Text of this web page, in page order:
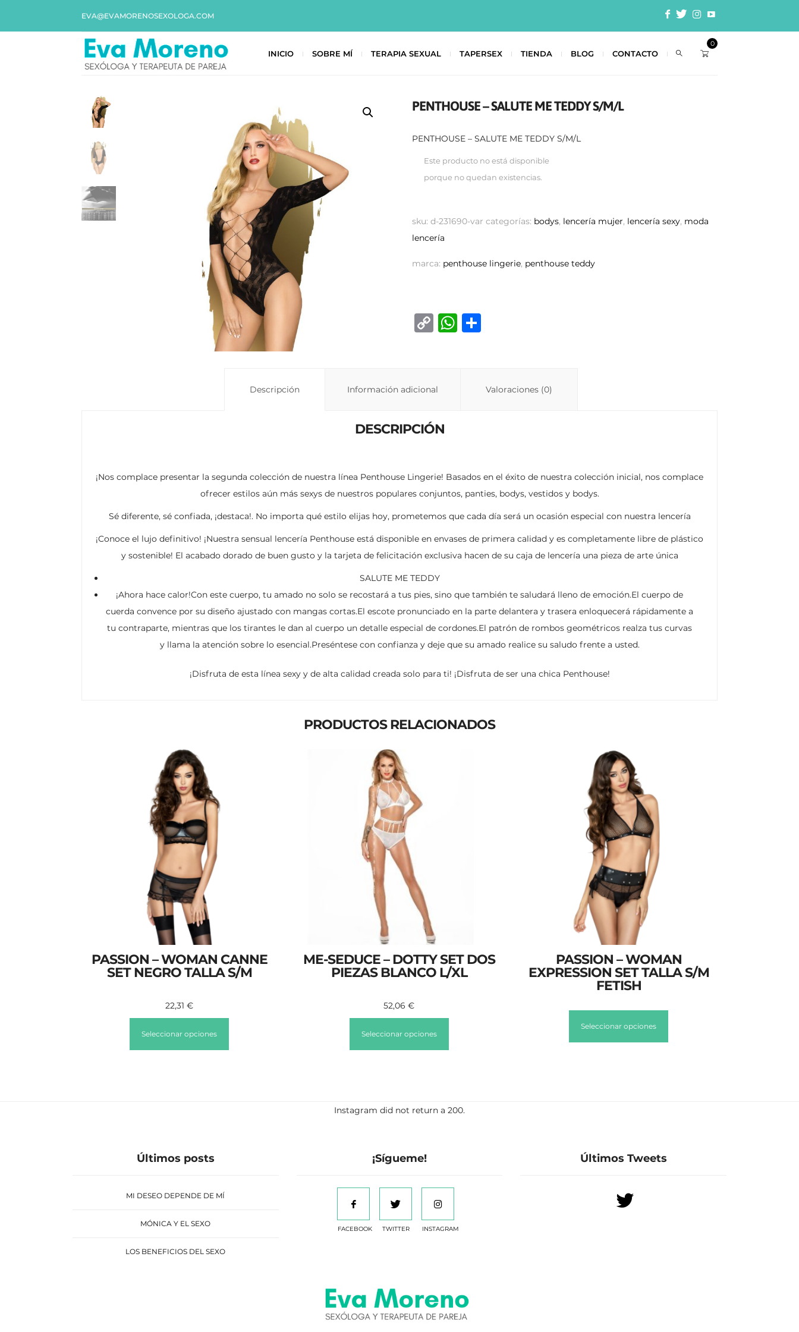
EVA@EVAMORENOSEXOLOGA.COM
INICIO SOBRE MÍ TERAPIA SEXUAL TAPERSEX TIENDA BLOG CONTACTO
0
PENTHOUSE – SALUTE ME TEDDY S/M/L
PENTHOUSE – SALUTE ME TEDDY S/M/L
Este producto no está disponible
porque no quedan existencias.
sku:d-231690-var categorías: bodys, lencería mujer, lencería sexy, moda
lencería
marca: penthouse lingerie, penthouse teddy
C
y
Li
n
k
W
ar
Descripción Información adicional Valoraciones (0)
DESCRIPCIÓN
¡Nos complace presentar la segunda colección de nuestra línea Penthouse Lingerie! Basados en el éxito de nuestra colección inicial, nos complace
ofrecer estilos aún más sexys de nuestros populares conjuntos, panties, bodys, vestidos y bodys.
Sé diferente, sé confiada, ¡destaca!. No importa qué estilo elijas hoy, prometemos que cada día será un ocasión especial con nuestra lencería
¡Conoce el lujo definitivo! ¡Nuestra sensual lencería Penthouse está disponible en envases de primera calidad y es completamente libre de plástico
y sostenible! El acabado dorado de buen gusto y la tarjeta de felicitación exclusiva hacen de su caja de lencería una pieza de arte única
SALUTE ME TEDDY
¡Ahora hace calor!Con este cuerpo, tu amado no solo se recostará a tus pies, sino que también te saludará lleno de emoción.El cuerpo de
cuerda convence por su diseño ajustado con mangas cortas.El escote pronunciado en la parte delantera y trasera enloquecerá rápidamente a
tu contraparte, mientras que los tirantes le dan al cuerpo un detalle especial de cordones.El patrón de rombos geométricos realza tus curvas
y llama la atención sobre lo esencial.Preséntese con confianza y deje que su amado realice su saludo frente a usted.
¡Disfruta de esta línea sexy y de alta calidad creada solo para ti! ¡Disfruta de ser una chica Penthouse!
PRODUCTOS RELACIONADOS
PASSION – WOMAN CANNE
SET NEGRO TALLA S/M
22,31 €
Seleccionar opciones
ME-SEDUCE – DOTTY SET DOS
PIEZAS BLANCO L/XL
52,06€
Seleccionar opciones
PASSION – WOMAN
EXPRESSION SET TALLA S/M
FETISH
Seleccionar opciones
Instagram did not return a 200.
Últimos posts
MI DESEO DEPENDE DE MÍ
MÓNICA Y EL SEXO
LOS BENEFICIOS DEL SEXO
¡Sígueme!
FACEBOOK TWITTER INSTAGRAM
Últimos Tweets